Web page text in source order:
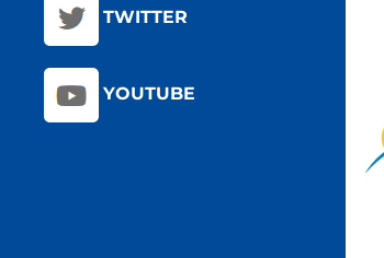
TWITTER
YOUTUBE